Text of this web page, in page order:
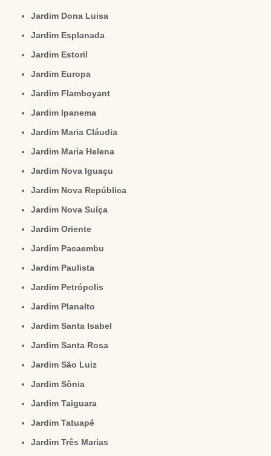
Jardim Dona Luisa
Jardim Esplanada
Jardim Estoril
Jardim Europa
Jardim Flamboyant
Jardim Ipanema
Jardim Maria Cláudia
Jardim Maria Helena
Jardim Nova Iguaçu
Jardim Nova República
Jardim Nova Suíça
Jardim Oriente
Jardim Pacaembu
Jardim Paulista
Jardim Petrópolis
Jardim Planalto
Jardim Santa Isabel
Jardim Santa Rosa
Jardim São Luiz
Jardim Sônia
Jardim Taiguara
Jardim Tatuapé
Jardim Três Marias